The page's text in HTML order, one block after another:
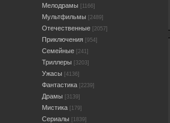
Мелодрамы [1166]
Мультфильмы [2489]
Отечественные [2057]
Приключения [954]
Семейные [241]
Триллеры [3203]
Ужасы [4136]
Фантастика [2239]
Драмы [3139]
Мистика [179]
Сериалы [1839]